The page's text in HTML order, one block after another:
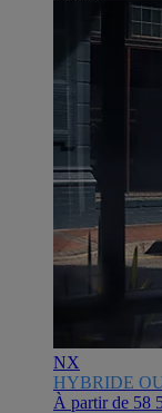
NX
HYBRIDE
À partir de 58